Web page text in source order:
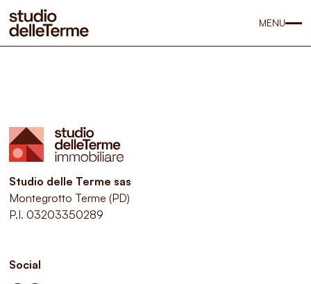
MENU
Studio delle Terme sas
Montegrotto Terme (PD)
P.I. 03203350289
Social